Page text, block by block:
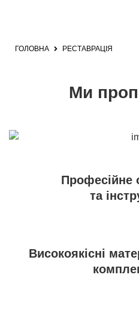
ГОЛОВНА РЕСТАВРАЦІЯ
Ми
Професійне
та
Високоякісні